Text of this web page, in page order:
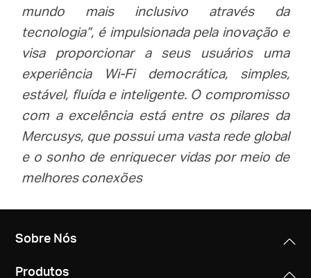
mundo mais inclusivo através da
tecnologia”, é impulsionada pela inovação e
visa proporcionar a seus usuários uma
experiência Wi-Fi democrática, simples,
estável, fluída e inteligente. O compromisso
com a excelência está entre os pilares da
Mercusys, que possui uma vasta rede global
e o sonho de enriquecer vidas por meio de
melhores conexões
Sobre Nós
Produtos